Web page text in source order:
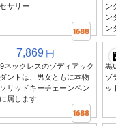
サリー
ン
ン
ン
7,869 円
ネックレスのゾディアック
ントは、男女ともに本物
リッドキーチェーンペン
属します
黒
ゾ
ッ